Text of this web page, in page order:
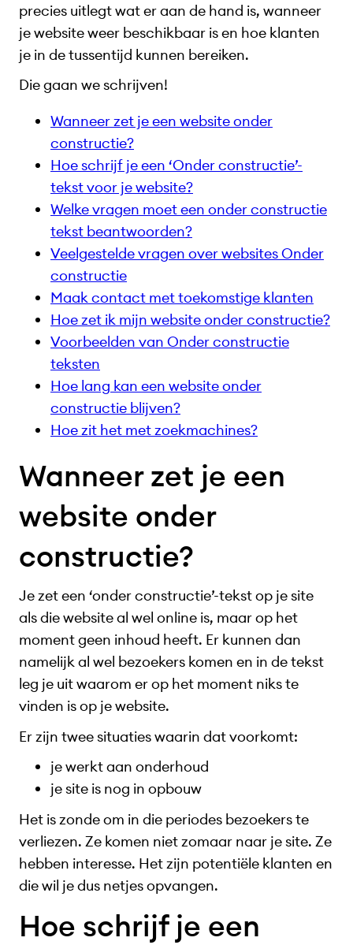
precies uitlegt wat er aan de hand is, wanneer
je website weer beschikbaar is en hoe klanten
je in de tussentijd kunnen bereiken.
Die gaan we schrijven!
Wanneer zet je een website onder
constructie?
Hoe schrijf je een ‘Onder constructie’-
tekst voor je website?
Welke vragen moet een onder constructie
tekst beantwoorden?
Veelgestelde vragen over websites Onder
constructie
Maak contact met toekomstige klanten
Hoe zet ik mijn website onder constructie?
Voorbeelden van Onder constructie
teksten
Hoe lang kan een website onder
constructie blijven?
Hoe zit het met zoekmachines?
Wanneer zet je een
website onder
constructie?
Je zet een ‘onder constructie’-tekst op je site
als die website al wel online is, maar op het
moment geen inhoud heeft. Er kunnen dan
namelijk al wel bezoekers komen en in de tekst
leg je uit waarom er op het moment niks te
vinden is op je website.
Er zijn twee situaties waarin dat voorkomt:
je werkt aan onderhoud
je site is nog in opbouw
Het is zonde om in die periodes bezoekers te
verliezen. Ze komen niet zomaar naar je site. Ze
hebben interesse. Het zijn potentiële klanten en
die wil je dus netjes opvangen.
Hoe schrijf je een